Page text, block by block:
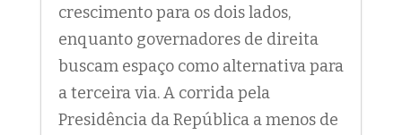
crescimento para os dois lados,
enquanto governadores de direita
buscam espaço como alternativa para
a terceira via. A corrida pela
Presidência da República a menos de